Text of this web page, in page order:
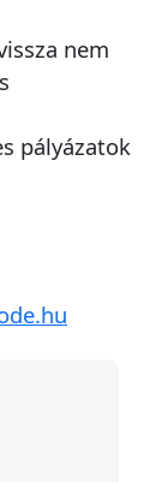
nem
pályázatok